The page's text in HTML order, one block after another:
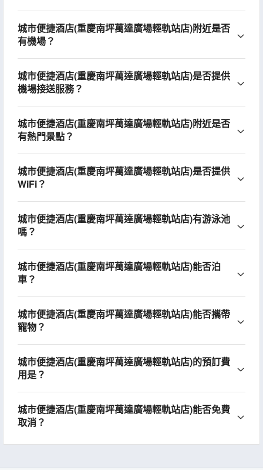
城市便捷酒店(重慶南坪萬達廣場輕軌站店)附近是否
有機場？
城市便捷酒店(重慶南坪萬達廣場輕軌站店)是否提供
機場接送服務？
城市便捷酒店(重慶南坪萬達廣場輕軌站店)附近是否
有熱門景點？
城市便捷酒店(重慶南坪萬達廣場輕軌站店)是否提供
WiFi？
城市便捷酒店(重慶南坪萬達廣場輕軌站店)有游泳池
嗎？
城市便捷酒店(重慶南坪萬達廣場輕軌站店)能否泊
車？
城市便捷酒店(重慶南坪萬達廣場輕軌站店)能否攜帶
寵物？
城市便捷酒店(重慶南坪萬達廣場輕軌站店)的預訂費
用是？
城市便捷酒店(重慶南坪萬達廣場輕軌站店)能否免費
取消？